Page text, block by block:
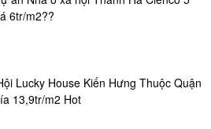
6tr/m2??
Lucky House Kiến Hưng Thuộc Quận
13,9tr/m2 Hot